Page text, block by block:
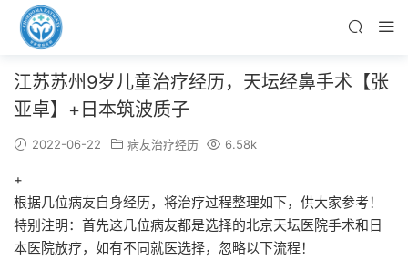
江苏苏州9岁儿童治疗经历，天坛经鼻手术【张
亚卓】+日本筑波质子
2022-06-22 病友治疗经历 6.58k
+
根据几位病友自身经历，将治疗过程整理如下，供大家参考！
特别注明：首先这几位病友都是选择的北京天坛医院手术和日
本医院放疗，如有不同就医选择，忽略以下流程！